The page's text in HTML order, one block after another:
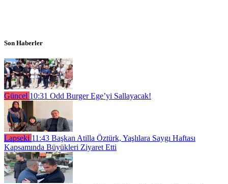
Son Haberler
Güncel 10:31 Odd Burger Ege’yi Sallayacak!
Lapseki 11:43 Başkan Atilla Öztürk, Yaşlılara Saygı Haftası
Kapsamında Büyükleri Ziyaret Etti